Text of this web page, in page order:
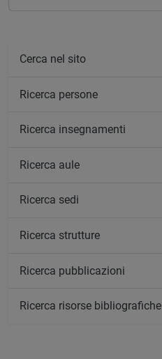
Cerca nel sito
Ricerca persone
Ricerca insegnamenti
Ricerca aule
Ricerca sedi
Ricerca strutture
Ricerca pubblicazioni
Ricerca risorse bibliografiche